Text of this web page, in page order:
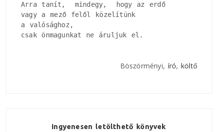
Arra tanít,  mindegy,  hogy az erdő
vagy a mező felől közelítünk
a valósághoz,
csak önmagunkat ne áruljuk el.
Böszörményi, író, költő
Ingyenesen letölthető könyvek